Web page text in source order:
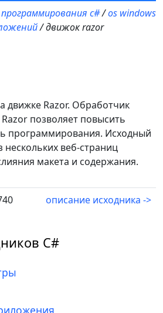
c#/os windows
/ движок razor
движке Razor. Обработчик
позволяет повысить
программирования. Исходный
нескольких веб-страниц
макета и содержания.
описание исходника ->
C#